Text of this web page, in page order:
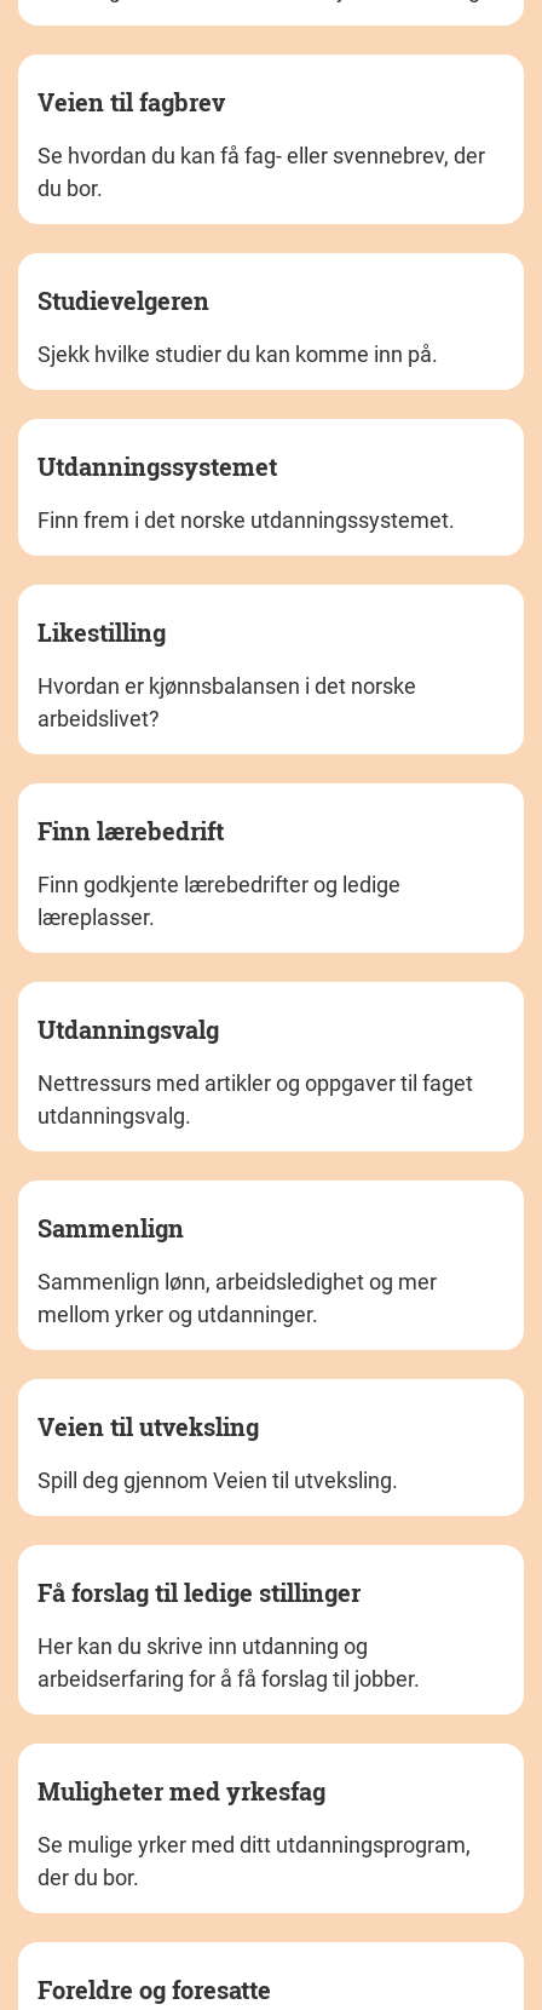
Veien til fagbrev
Se hvordan du kan få fag- eller svennebrev, der
du bor.
Studievelgeren
Sjekk hvilke studier du kan komme inn på.
Utdanningssystemet
Finn frem i det norske utdanningssystemet.
Likestilling
Hvordan er kjønnsbalansen i det norske
arbeidslivet?
Finn lærebedrift
Finn godkjente lærebedrifter og ledige
læreplasser.
Utdanningsvalg
Nettressurs med artikler og oppgaver til faget
utdanningsvalg.
Sammenlign
Sammenlign lønn, arbeidsledighet og mer
mellom yrker og utdanninger.
Veien til utveksling
Spill deg gjennom Veien til utveksling.
Få forslag til ledige stillinger
Her kan du skrive inn utdanning og
arbeidserfaring for å få forslag til jobber.
Muligheter med yrkesfag
Se mulige yrker med ditt utdanningsprogram,
der du bor.
Foreldre og foresatte